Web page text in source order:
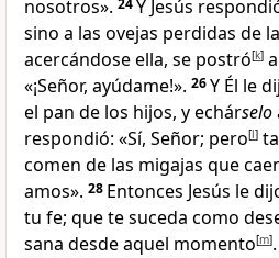
nosotros». 24Y Jesús
sino a las ovejas perdidas de
acercándose ella, se postró[k]
«¡Señor, ayúdame!». 26Y Él le
el pan de los hijos, y echárselo
respondió: «Sí, Señor; pero[l]
comen de las migajas que
amos». 28 Entonces Jesús le
tu fe; que te suceda como
sana desde aquel momento[m].